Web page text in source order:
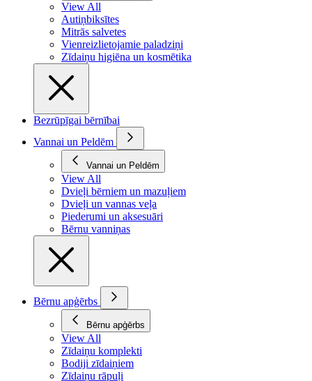
View All
Autiņbiksītes
Mitrās salvetes
Vienreizlietojamie paladziņi
Zīdaiņu higiēna un kosmētika
Bezrūpīgai bērnībai
Vannai un Peldēm
Vannai un Peldēm
View All
Dvieļi bērniem un mazuļiem
Dvieļi un vannas veļa
Piederumi un aksesuāri
Bērnu vanniņas
Bērnu apģērbs
Bērnu apģērbs
View All
Zīdaiņu komplekti
Bodiji zīdaiņiem
Zīdaiņu rāpuļi